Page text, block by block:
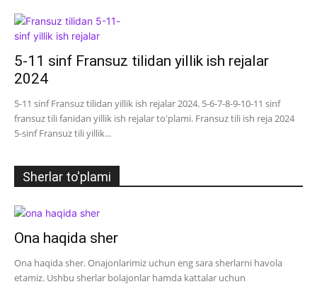
5-11 sinf Fransuz tilidan yillik ish rejalar
2024
5-11 sinf Fransuz tilidan yillik ish rejalar 2024. 5-6-7-8-9-10-11 sinf
fransuz tili fanidan yillik ish rejalar to'plami. Fransuz tili ish reja 2024
5-sinf Fransuz tili yillik...
Sherlar to'plami
Ona haqida sher
Ona haqida sher. Onajonlarimiz uchun eng sara sherlarni havola
etamiz. Ushbu sherlar bolajonlar hamda kattalar uchun